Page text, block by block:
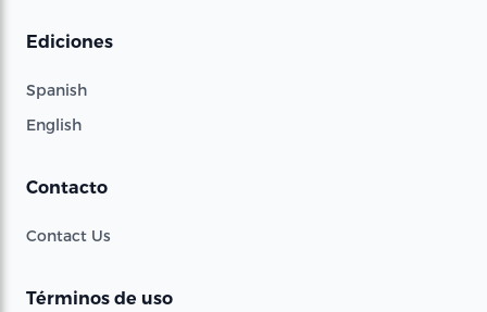
Ediciones
Spanish
English
Contacto
Contact Us
Términos de uso